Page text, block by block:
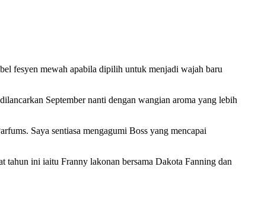
fesyen mewah apabila dipilih untuk menjadi wajah baru
September nanti dengan wangian aroma yang lebih
Saya sentiasa mengagumi Boss yang mencapai
tahun ini iaitu Franny lakonan bersama Dakota Fanning dan